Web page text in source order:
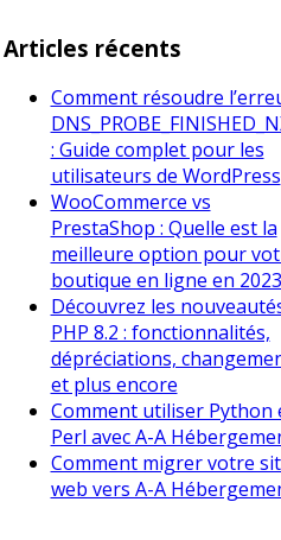
Articles récents
Comment résoudre
: Guide complet pour les
utilisateurs de WordPress
WooCommerce vs
PrestaShop : Quelle est la
meilleure option pour
boutique en ligne en
Découvrez les
PHP 8.2 : fonctionnalités,
dépréciations,
et plus encore
Comment utiliser Python
Perl avec A-A
Comment migrer votre
web vers A-A